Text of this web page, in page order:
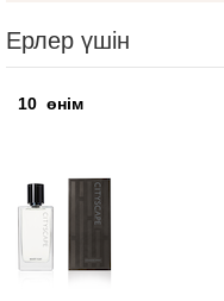
Ерлер үшін
10 өнім